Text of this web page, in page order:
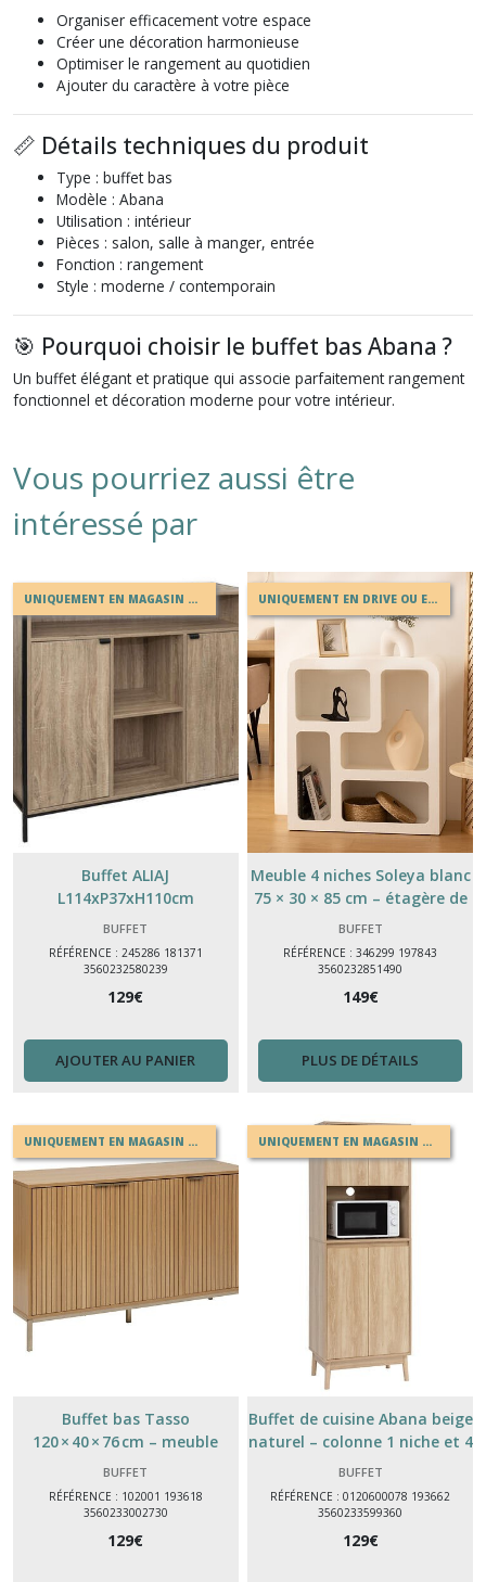
Organiser efficacement votre espace
Créer une décoration harmonieuse
Optimiser le rangement au quotidien
Ajouter du caractère à votre pièce
📏 Détails techniques du produit
Type : buffet bas
Modèle : Abana
Utilisation : intérieur
Pièces : salon, salle à manger, entrée
Fonction : rangement
Style : moderne / contemporain
🎯 Pourquoi choisir le buffet bas Abana ?
Un buffet élégant et pratique qui associe parfaitement rangement
fonctionnel et décoration moderne pour votre intérieur.
Vous pourriez aussi être
intéressé par
UNIQUEMENT EN MAGASIN OU EN DRIVE
Buffet ALIAJ
L114xP37xH110cm
BUFFET
RÉFÉRENCE : 245286 181371
3560232580239
129€
AJOUTER AU PANIER
UNIQUEMENT EN DRIVE OU EN MAGASIN
Meuble 4 niches Soleya blanc
75 × 30 × 85 cm – étagère de
rangement design
BUFFET
RÉFÉRENCE : 346299 197843
3560232851490
149€
PLUS DE DÉTAILS
UNIQUEMENT EN MAGASIN OU EN DRIVE
Buffet bas Tasso
120 × 40 × 76 cm – meuble
rangement salon monté
BUFFET
RÉFÉRENCE : 102001 193618
3560233002730
129€
UNIQUEMENT EN MAGASIN OU EN DRIVE
Buffet de cuisine Abana beige
naturel – colonne 1 niche et 4
portes L60×P40×H175 cm
BUFFET
RÉFÉRENCE : 0120600078 193662
3560233599360
129€